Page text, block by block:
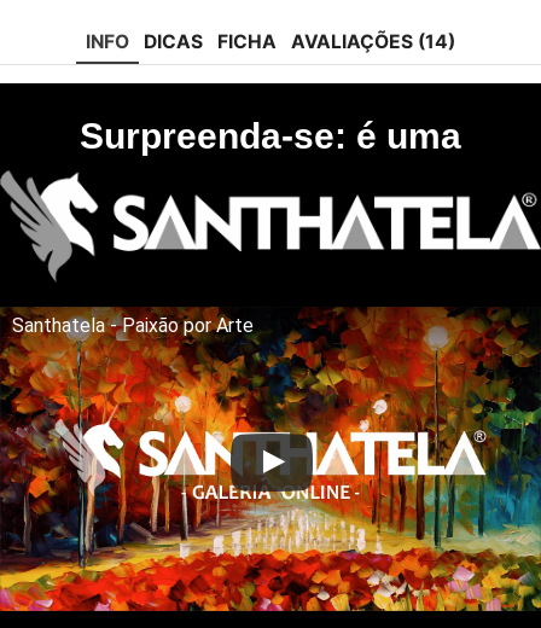
INFO DICAS FICHA AVALIAÇÕES (14)
Surpreenda-se: é uma
Santhatela - Paixão por Arte